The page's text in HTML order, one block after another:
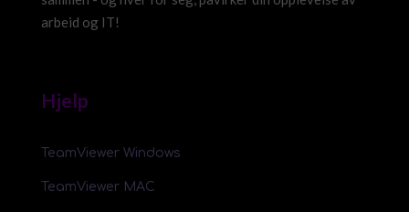
arbeid og IT!
Hjelp
TeamViewer Windows
TeamViewer MAC